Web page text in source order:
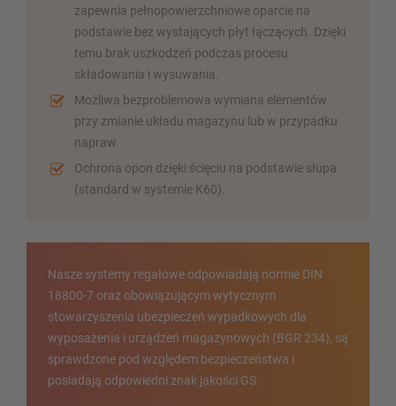
zapewnia pełnopowierzchniowe oparcie na
podstawie bez wystających płyt łączących. Dzięki
temu brak uszkodzeń podczas procesu
składowania i wysuwania.
Możliwa bezproblemowa wymiana elementów
przy zmianie układu magazynu lub w przypadku
napraw.
Ochrona opon dzięki ścięciu na podstawie słupa
(standard w systemie K60).
Nasze systemy regałowe odpowiadają normie DIN
18800-7 oraz obowiązującym wytycznym
stowarzyszenia ubezpieczeń wypadkowych dla
wyposażenia i urządzeń magazynowych (BGR 234), są
sprawdzone pod względem bezpieczeństwa i
posiadają odpowiedni znak jakości GS.